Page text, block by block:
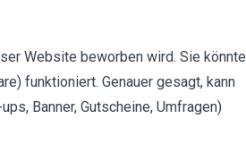
Website beworben wird. Sie könnte
funktioniert. Genauer gesagt, kann
Banner, Gutscheine, Umfragen)